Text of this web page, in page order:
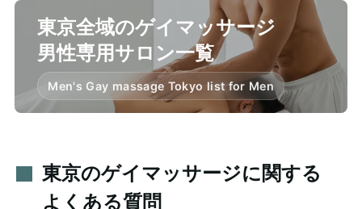
東京全域のゲイマッサージ
男性専用サロン一覧
Men's Gay massage Tokyo list for Men
東京のゲイマッサージに関する
よくある質問